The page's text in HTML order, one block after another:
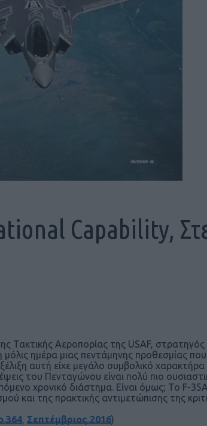
Capability,
Τακτικής Αεροπορίας της USAF,
μόλις ημέρα μιας πεντάμηνης προθεσμίας
αυτή είχε μεγάλο συμβολικό
του Πενταγώνου είναι πολύ πιο
χρονικό διάστημα. Είναι όμως; Το F-
και της πρακτικής αντιμετώπισης της
364, Σεπτέμβριος 2016)